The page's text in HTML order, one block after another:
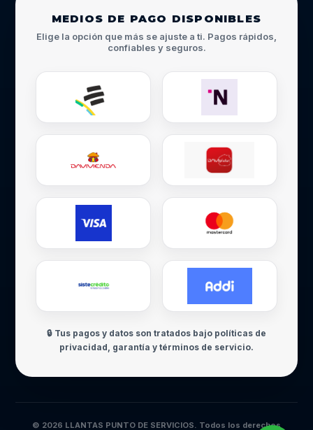
MEDIOS DE PAGO DISPONIBLES
Elige la opción que más se ajuste a ti. Pagos rápidos,
confiables y seguros.
🔒 Tus pagos y datos son tratados bajo políticas de
privacidad, garantía y términos de servicio.
© 2026 LLANTAS PUNTO DE SERVICIOS. Todos los derechos